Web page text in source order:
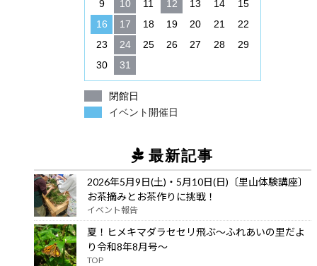
9
10 11 12 13 14
15
16
17 18 19 20 21
22
23
24 25 26 27 28
29
30
31
閉館日
イベント開催日
最新記事
2026年5月9日(土)・5月10日(日)〔里山体験講座〕
お茶摘みとお茶作りに挑戦！
イベント報告
夏！ヒメキマダラセセリ飛ぶ～ふれあいの里だよ
り令和8年8月号～
TOP